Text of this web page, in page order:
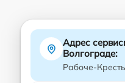
Адрес
Волгограде:
Рабоче-